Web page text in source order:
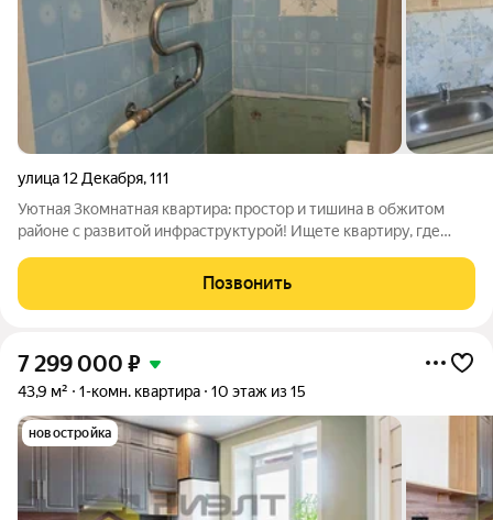
улица 12 Декабря,111
Уютная 3комнатная квартира: простор и тишина в обжитом
районе с развитой инфраструктурой! Ищете квартиру, где
сочетаются удачное расположение, тишина и свобода для
реализации ваших
Позвонить
7 299 000 ₽
43,9 м² 1-комн. квартира 10 этаж из 15
новостройка